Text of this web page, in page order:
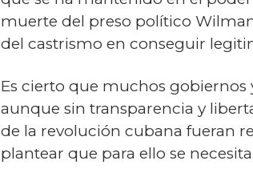
muerte del preso político
del castrismo en conseguir
Es cierto que muchos gobiernos
aunque sin transparencia y
de la revolución cubana fueran
plantear que para ello se